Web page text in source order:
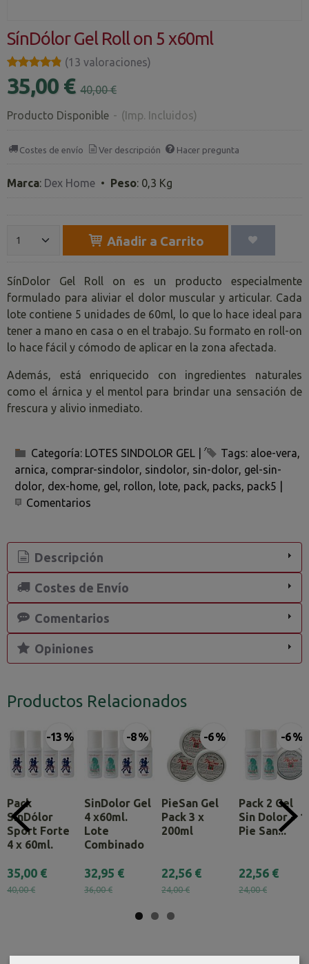
SínDólor Gel Roll on 5 x60ml
★★★★★
★★★★★ (13 valoraciones)
35,00 € 40,00 €
Producto Disponible - (Imp. Incluidos)
Costes de envío Ver descripción Hacer pregunta
Marca: Dex Home • Peso: 0,3 Kg
Añadir a Carrito
SínDolor Gel Roll on es un producto especialmente
formulado para aliviar el dolor muscular y articular. Cada
lote contiene 5 unidades de 60ml, lo que lo hace ideal para
tener a mano en casa o en el trabajo. Su formato en roll-on
lo hace fácil y cómodo de aplicar en la zona afectada.
Además, está enriquecido con ingredientes naturales
como el árnica y el mentol para brindar una sensación de
frescura y alivio inmediato.
Categoría: LOTES SINDOLOR GEL Tags: aloe-vera
arnica comprar-sindolor sindolor sin-dolor gel-sin-
dolor dex-home gel rollon lote pack packs pack5
Comentarios
Descripción
Costes de Envío
Comentarios
Opiniones
Productos Relacionados
-13 %
Pack
SinDólor
Sport Forte
4 x 60ml.
35,00 €
40,00 €
-8 %
SinDolor Gel
4 x60ml.
Lote
Combinado
32,95 €
36,00 €
-6 %
PieSan Gel
Pack 3 x
200ml
22,56 €
24,00 €
-6 %
Pack 2 Gel
Sin Dolor + 1
Pie San...
22,56 €
24,00 €